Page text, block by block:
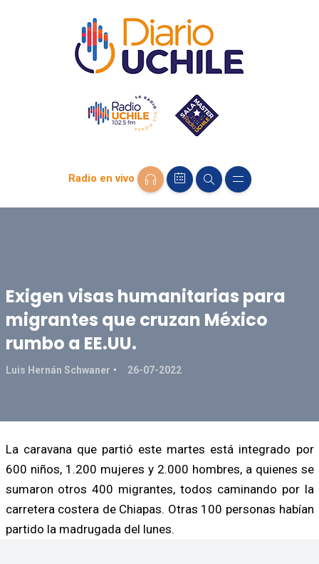
Radio en vivo
Exigen visas humanitarias para
migrantes que cruzan México
rumbo a EE.UU.
Luis Hernán Schwaner 26-07-2022
La caravana que partió este martes está integrado por
600 niños, 1.200 mujeres y 2.000 hombres, a quienes se
sumaron otros 400 migrantes, todos caminando por la
carretera costera de Chiapas. Otras 100 personas habían
partido la madrugada del lunes.